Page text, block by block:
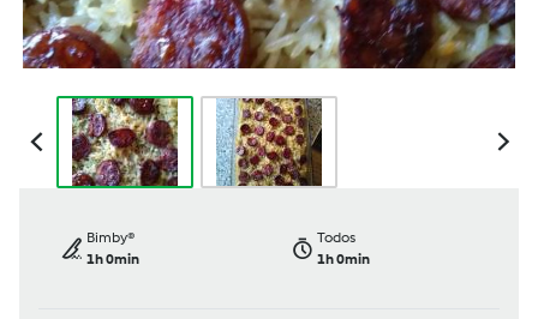
Bimby®
1h 0min
Todos
1h 0min